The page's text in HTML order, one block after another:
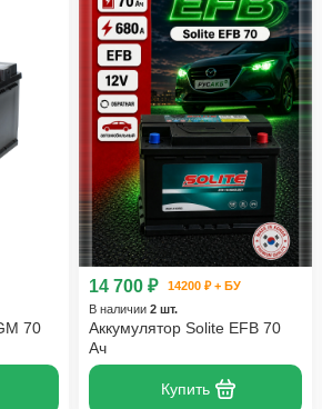
70
14 700 ₽
14200 ₽ + БУ
В наличии 2 шт.
Аккумулятор Solite EFB 70
Ач
Купить